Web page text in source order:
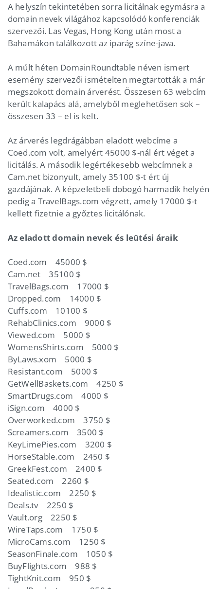
A helyszín tekintetében sorra licitálnak egymásra a
domain nevek világához kapcsolódó konferenciák
szervezői. Las Vegas, Hong Kong után most a
Bahamákon találkozott az iparág színe-java.
A múlt héten DomainRoundtable néven ismert
esemény szervezői ismételten megtartották a már
megszokott domain árverést. Összesen 63 webcím
került kalapács alá, amelyből meglehetősen sok –
összesen 33 – el is kelt.
Az árverés legdrágábban eladott webcíme a
Coed.com volt, amelyért 45000 $-nál ért véget a
licitálás. A második legértékesebb webcímnek a
Cam.net bizonyult, amely 35100 $-t ért új
gazdájának. A képzeletbeli dobogó harmadik helyén
pedig a TravelBags.com végzett, amely 17000 $-t
kellett fizetnie a győztes licitálónak.
Az eladott domain nevek és leütési áraik
Coed.com 45000 $
Cam.net 35100 $
TravelBags.com 17000 $
Dropped.com 14000 $
Cuffs.com 10100 $
RehabClinics.com 9000 $
Viewed.com 5000 $
WomensShirts.com 5000 $
ByLaws.xom 5000 $
Resistant.com 5000 $
GetWellBaskets.com 4250 $
SmartDrugs.com 4000 $
iSign.com 4000 $
Overworked.com 3750 $
Screamers.com 3500 $
KeyLimePies.com 3200 $
HorseStable.com 2450 $
GreekFest.com 2400 $
Seated.com 2260 $
Idealistic.com 2250 $
Deals.tv 2250 $
Vault.org 2250 $
WireTaps.com 1750 $
MicroCams.com 1250 $
SeasonFinale.com 1050 $
BuyFlights.com 988 $
TightKnit.com 950 $